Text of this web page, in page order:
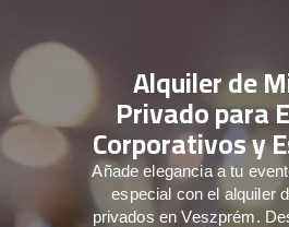
Alquiler de
Privado para
Corporativos y
Añade elegancia a tu
especial con el alquiler
privados en Veszprém.